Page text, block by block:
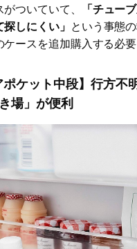
ついていて、
「チュー
しにくい」 という事態
ースを追加購入する必要
ケット中段】行方不
場」が便利